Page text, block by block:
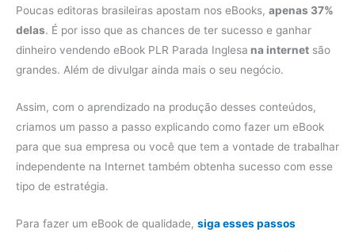
Poucas editoras brasileiras apostam nos eBooks, apenas 37%
delas. É por isso que as chances de ter sucesso e ganhar
dinheiro vendendo eBook PLR Parada Inglesa na internet são
grandes. Além de divulgar ainda mais o seu negócio.
Assim, com o aprendizado na produção desses conteúdos,
criamos um passo a passo explicando como fazer um eBook
para que sua empresa ou você que tem a vontade de trabalhar
independente na Internet também obtenha sucesso com esse
tipo de estratégia.
Para fazer um eBook de qualidade, siga esses passos